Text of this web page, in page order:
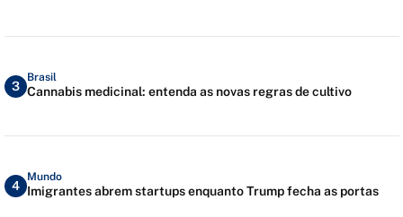
3
Brasil
Cannabis medicinal: entenda as novas regras de cultivo
4
Mundo
Imigrantes abrem startups enquanto Trump fecha as portas